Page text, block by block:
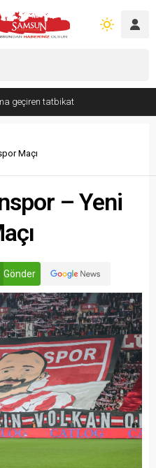
geçiren tatbikat
Maçı
– Yeni
Gönder